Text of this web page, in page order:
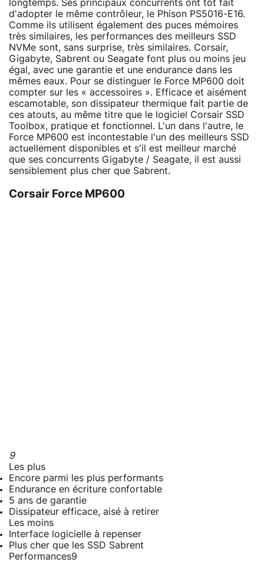
longtemps. Ses principaux concurrents ont tôt fait
d'adopter le même contrôleur, le Phison PS5016-E16.
Comme ils utilisent également des puces mémoires
très similaires, les performances des meilleurs SSD
NVMe sont, sans surprise, très similaires. Corsair,
Gigabyte, Sabrent ou Seagate font plus ou moins jeu
égal, avec une garantie et une endurance dans les
mêmes eaux. Pour se distinguer le Force MP600 doit
compter sur les « accessoires ». Efficace et aisément
escamotable, son dissipateur thermique fait partie de
ces atouts, au même titre que le logiciel Corsair SSD
Toolbox, pratique et fonctionnel. L'un dans l'autre, le
Force MP600 est incontestable l'un des meilleurs SSD
actuellement disponibles et s'il est meilleur marché
que ses concurrents Gigabyte / Seagate, il est aussi
sensiblement plus cher que Sabrent.
Corsair Force MP600
9
Les plus
Encore parmi les plus performants
Endurance en écriture confortable
5 ans de garantie
Dissipateur efficace, aisé à retirer
Les moins
Interface logicielle à repenser
Plus cher que les SSD Sabrent
Performances9